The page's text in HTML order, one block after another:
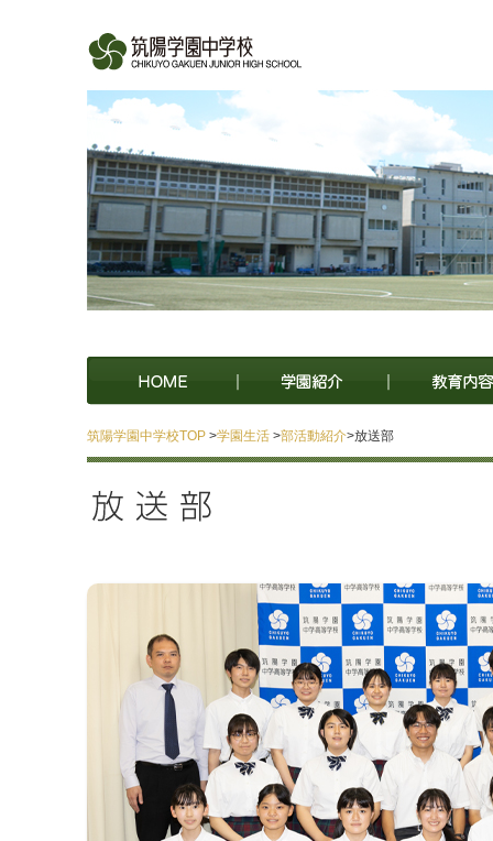
筑陽学園中学校TOP >学園生活 >部活動紹介>放送部